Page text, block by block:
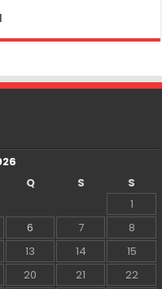
Q S
S
1
6 7
8
13 14
15
20 21
22